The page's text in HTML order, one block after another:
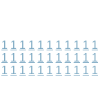
1 1 1 1 1 1 1 1 1 1 1
1 1 1 1 1 1 1 1 1 1 1
1 1 1 1 1 1 1 1 1 1 1